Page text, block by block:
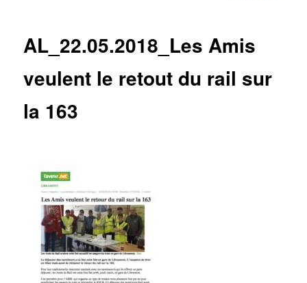
AL_22.05.2018_Les Amis
veulent le retout du rail sur
la 163